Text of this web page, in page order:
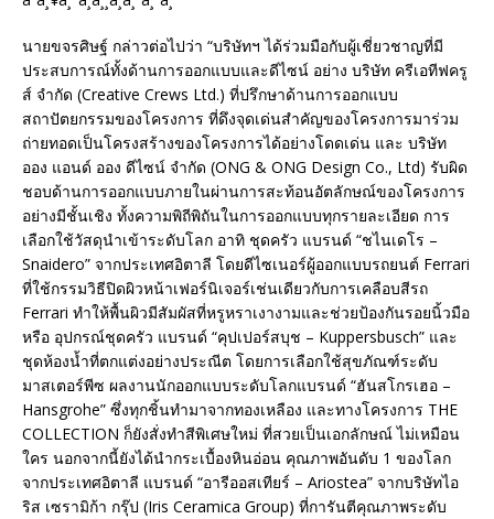
นายขจรศิษฐ์ กล่าวต่อไปว่า “บริษัทฯ ได้ร่วมมือกับผู้เชี่ยวชาญที่มี
ประสบการณ์ทั้งด้านการออกแบบและดีไซน์ อย่าง บริษัท ครีเอทีฟครู
ส์ จำกัด (Creative Crews Ltd.) ที่ปรึกษาด้านการออกแบบ
สถาปัตยกรรมของโครงการ ที่ดึงจุดเด่นสำคัญของโครงการมาร่วม
ถ่ายทอดเป็นโครงสร้างของโครงการได้อย่างโดดเด่น และ บริษัท
ออง แอนด์ ออง ดีไซน์ จำกัด (ONG & ONG Design Co., Ltd) รับผิด
ชอบด้านการออกแบบภายในผ่านการสะท้อนอัตลักษณ์ของโครงการ
อย่างมีชั้นเชิง ทั้งความพิถีพิถันในการออกแบบทุกรายละเอียด การ
เลือกใช้วัสดุนำเข้าระดับโลก อาทิ ชุดครัว แบรนด์ “ชไนเดโร –
Snaidero” จากประเทศอิตาลี โดยดีไซเนอร์ผู้ออกแบบรถยนต์ Ferrari
ที่ใช้กรรมวิธีปิดผิวหน้าเฟอร์นิเจอร์เช่นเดียวกับการเคลือบสีรถ
Ferrari ทำให้พื้นผิวมีสัมผัสที่หรูหราเงางามและช่วยป้องกันรอยนิ้วมือ
หรือ อุปกรณ์ชุดครัว แบรนด์ “คุปเปอร์สบุช – Kuppersbusch” และ
ชุดห้องน้ำที่ตกแต่งอย่างประณีต โดยการเลือกใช้สุขภัณฑ์ระดับ
มาสเตอร์พีซ ผลงานนักออกแบบระดับโลกแบรนด์ “ฮันสโกรเฮอ –
Hansgrohe” ซึ่งทุกชิ้นทำมาจากทองเหลือง และทางโครงการ THE
COLLECTION ก็ยังสั่งทำสีพิเศษใหม่ ที่สวยเป็นเอกลักษณ์ ไม่เหมือน
ใคร นอกจากนี้ยังได้นำกระเบื้องหินอ่อน คุณภาพอันดับ 1 ของโลก
จากประเทศอิตาลี แบรนด์ “อารีออสเทียร์ – Ariostea” จากบริษัทไอ
ริส เซรามิก้า กรุ๊ป (Iris Ceramica Group) ที่การันตีคุณภาพระดับ